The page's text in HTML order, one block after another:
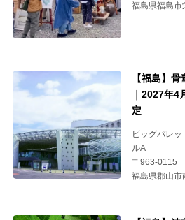
福島県福島市
【福島】
｜2027年
定
ビッグパレ
ルA
〒963-0115
福島県郡山市